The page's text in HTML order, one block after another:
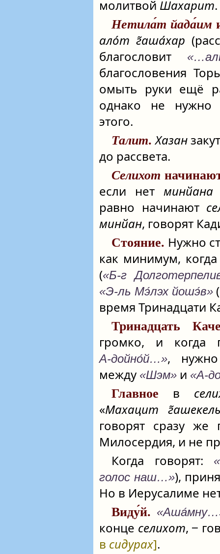
молитвой Шахарит.
Нетила́т йада́им
ало́т г̃аша́хар
благословит
благословения
омыть руки ещё
однако не
этого.
Талит. Хазан
до рассвета.
Селихот
если нет минйана
равно начинают
минйан, говорят
Стояние. Нужно
как минимум,
(«Б‑г
«Э‑ль Мэ́лэх йошэ́в» (
время Тринадцати
Тринадцать
громко, и когда
А‑дойно́й…», нужно
между «Шэм» и
Главное в
«Махацит
говорят сразу же
Милосердия, и не
Когда говорят:
«
голос наш…»),
Но в Иерусалиме
Виду́й.
конце селихот, ‒
в сидурах].